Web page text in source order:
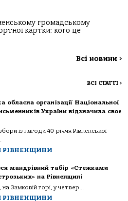
громадському
картки: кого це
Всі новини >
ВСІ СТАТТІ >
обласна організації Національної
України відзначила своє
із нагоди 40-річчя Рівненської
РІВНЕНЩИНИ
мандрівний табір «Стежками
на Рівненщині
Замковій горі, у четвер...
РІВНЕНЩИНИ